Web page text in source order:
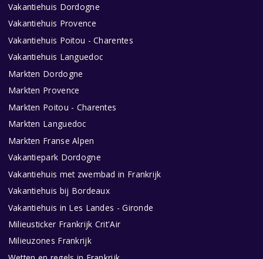
Vakantiehuis Dordogne
Vakantiehuis Provence
Vakantiehuis Poitou - Charentes
Vakantiehuis Languedoc
Markten Dordogne
Markten Provence
Markten Poitou - Charentes
Markten Languedoc
Markten Franse Alpen
Vakantiepark Dordogne
Vakantiehuis met zwembad in Frankrijk
Vakantiehuis bij Bordeaux
Vakantiehuis in Les Landes - Gironde
Milieusticker Frankrijk Crit'Air
Milieuzones Frankrijk